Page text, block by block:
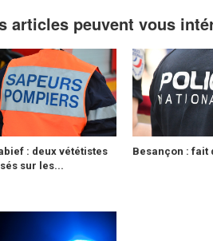
articles peuvent vous
: deux vététistes
sur les...
Besançon : fait